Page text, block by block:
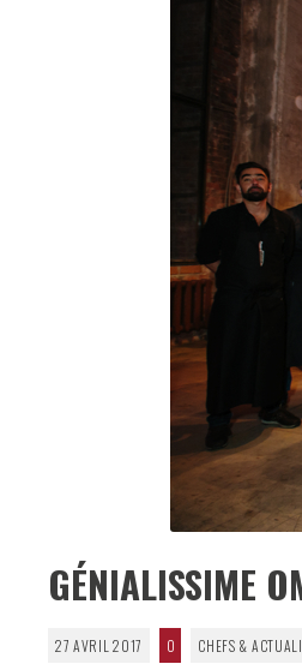
GÉNIALISSIME
27 AVRIL 2017 0 CHEFS &